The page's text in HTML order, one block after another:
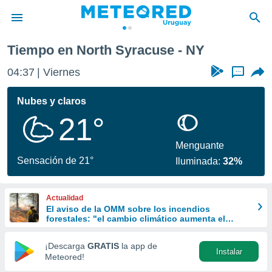
de
ha
calidad.
a este
las
y
forma
digital
basada
Tiempo en North Syracuse - NY
04:37 Viernes ...
Nubes y claros
21°
Sensación de 21°
Menguante
Iluminada:32%
Actualidad
El aviso de la OMM sobre los incendios
forestales: "el cambio climático aumenta el
¡Descarga GRATIS la app de
Meteored!
Instalar